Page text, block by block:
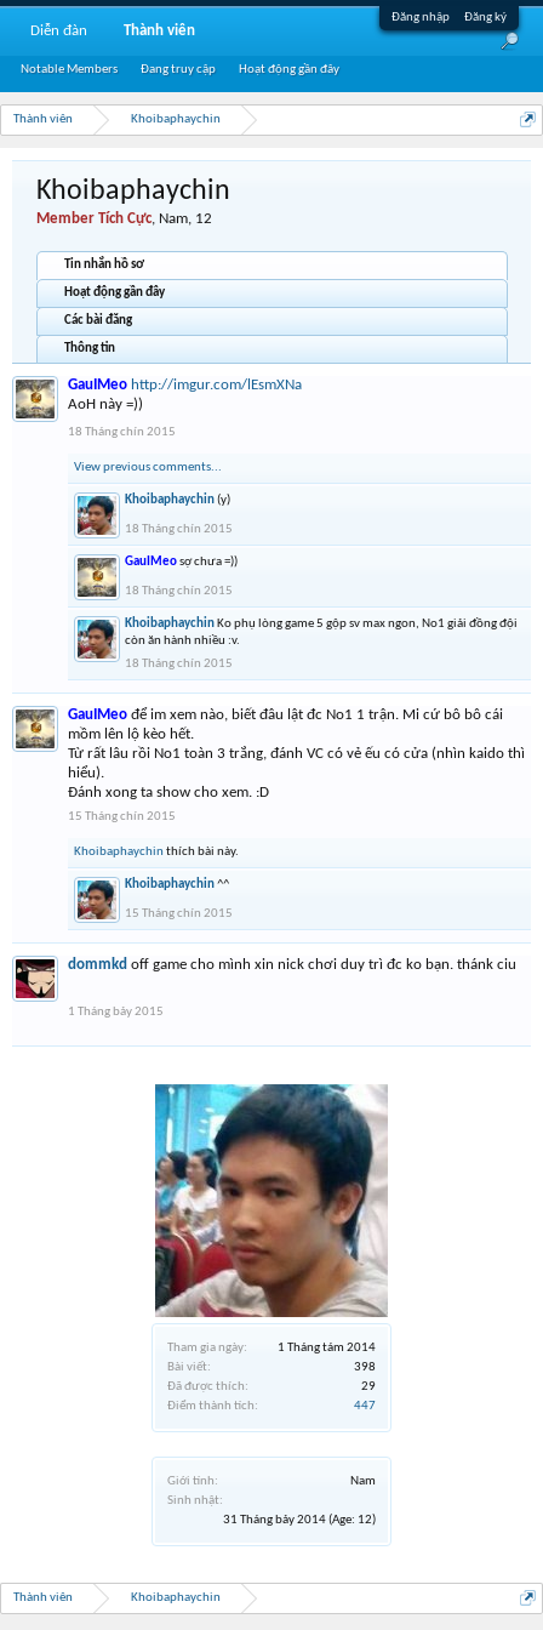
Đăng nhập Đăng ký
Thành viên Khoibaphaychin
Tham gia ngày:
1 Tháng tám 2014
Bài viết:
398
Đã được thích:
29
Điểm thành tích:
447
Giới tính:
Nam
Sinh nhật:
31 Tháng bảy 2014(Age: 12)
Khoibaphaychin
Member Tích Cực, Nam, 12
Tin nhắn hồ sơ
Hoạt động gần đây
Các bài đăng
Thông tin
GauIMeo http://imgur.com/lEsmXNa
AoH này =))
18 Tháng chín 2015
View previous comments...
Khoibaphaychin(y)
18 Tháng chín 2015
GauIMeosợ chưa =))
18 Tháng chín 2015
Khoibaphaychin Ko phụ lòng game 5 gộp sv max ngon, No1 giải đồng đội
còn ăn hành nhiều :v.
18 Tháng chín 2015
GauIMeo để im xem nào, biết đâu lật đc No1 1 trận. Mi cứ bô bô cái
mồm lên lộ kèo hết.
Từ rất lâu rồi No1 toàn 3 trắng, đánh VC có vẻ ếu có cửa (nhìn kaido thì
hiểu).
Đánh xong ta show cho xem. :D
15 Tháng chín 2015
Khoibaphaychinthích bài này.
Khoibaphaychin^^
15 Tháng chín 2015
dommkd off game cho mình xin nick chơi duy trì đc ko bạn. thánk ciu
1 Tháng bảy 2015
Thành viên Khoibaphaychin
Diễn đàn Thành viên
Notable Members Đang truy cập Hoạt động gần đây